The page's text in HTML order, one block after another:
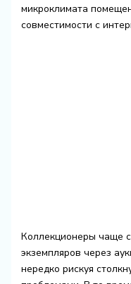
микроклимата
совместимости с
Коллекционеры чаще
экземпляров через
нередко рискуя